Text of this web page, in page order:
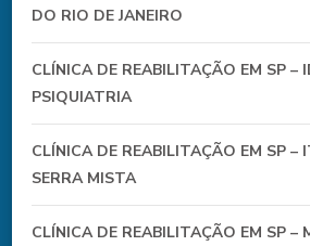
DO RIO DE JANEIRO
CLÍNICA DE REABILITAÇÃO EM SP –
PSIQUIATRIA
CLÍNICA DE REABILITAÇÃO EM SP –
SERRA MISTA
CLÍNICA DE REABILITAÇÃO EM SP –